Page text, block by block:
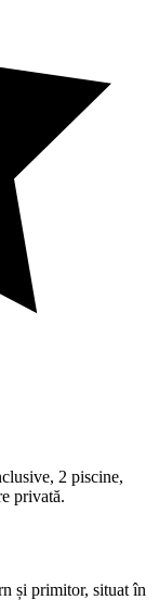
2 piscine,
privată.
și primitor, situat în